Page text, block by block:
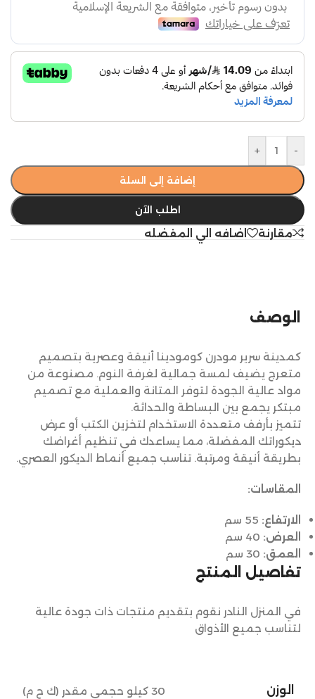
-
+
إضافة إلى السلة
اطلب الآن
مقارنة اضافه الي المفضله
تفاصيل المنتج
في المنزل النادر نقوم بتقديم منتجات ذات جودة عالية
لتناسب جميع الأذواق
الوزن 30 كيلو حجمي مقدر (ك ح م)
الوصف
كمدينة سرير مودرن كومودينا أنيقة وعصرية بتصميم
متعرج يضيف لمسة جمالية لغرفة النوم. مصنوعة من
مواد عالية الجودة لتوفر المتانة والعملية مع تصميم
مبتكر يجمع بين البساطة والحداثة.
تتميز بأرفف متعددة الاستخدام لتخزين الكتب أو عرض
ديكوراتك المفضلة، مما يساعدك في تنظيم أغراضك
بطريقة أنيقة ومرتبة. تناسب جميع أنماط الديكور العصري.
المقاسات:
الارتفاع:
العرض:
العمق: